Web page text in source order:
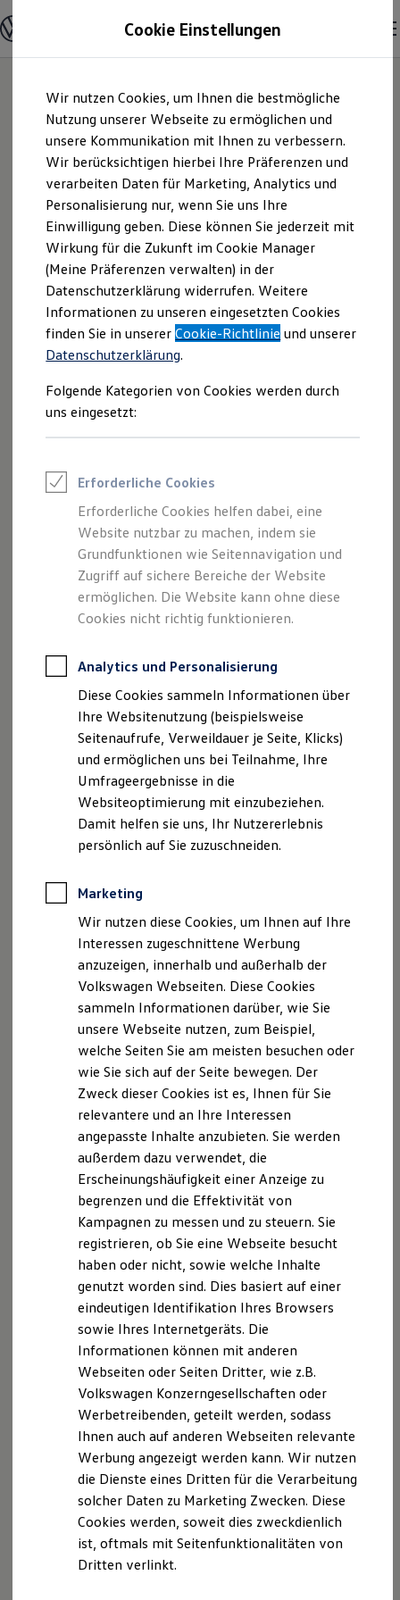
Hauptinhalt
springen
Footer
springen
Modelle und Konfigurator
Konfigurator
Modelle vergleichen
Elektroautos
ENERGY Sondermodelle
Nutzfahrzeuge
SUV und CUV
Familienautos
Kombis
Kompaktwagen
Sportwagen
Schnell verfügbare Fahrzeuge
Angebote und Produkte
Aktuelle Angebote
E-Auto-Förderung
Volkswagen Marktplatz
Die ENERGY Sondermodelle
Junge Gebrauchtwagen und Gebrauchtwagen
Volkswagen Zertifizierte Gebrauchtwagen
Elektromobilität bei Gebrauchtwagen
Saisonangebote
Reifenpakete
Leasing
Leasing-Angebote
Elektroauto Leasing
Kleinwagen-Leasing
Leasing ohne Anzahlung
Finanzierung
Autokredit mit Schlussrate
Versicherungen und Garantien
Kfz-Versicherung
Restschuldversicherungen
Garantien
Professional Class bei Volkswagen
Behörden
Direktkunden
Sonderfahrzeuge
Anpfiff zum Gewinn
Elektromobilität
Elektroautos
ID. Tutorials
Elektrofahrzeugkonzepte
ID. EVERY1
Reichweite
Rekuperation
Laden unterwegs
Laden Zuhause
Ladestationen finden
Ladezeitensimulator
Batterie
Sicherheit
Nachhaltigkeit
Technologie
Kosten und Kauf
Kaufoptionen
E-Auto-Förderung
Software und Konnektivität
Die ID. Software 6
ID. Software Versionen und Updates
Digitale Extras
Schnittstellen zu Ihrem ID.
Hybridautos
Marke und Erlebnis
Volkswagen R und R Experience
R-Modelle
R Experience
Driving Experience
Volkswagen entdecken
Werkbesichtigung
Lifestyle Shop
T-Roc Kollektion
Golf Kollektion
ID. Kollektion
Volkswagen Kollektion
R-Kollektion
GTI Kollektion
Fußball Drop
we drive football
#wedriveproud
Besitzer und Service
Software Updates
Service und Ersatzteile
Auto-Zentrum
Priebe e. K. |
Impressum &
Rechtliches
Hier finden Sie Informationen über uns
(Auto-Zentrum Priebe e. K.) als
verantwortlichen Anbieter von Inhalten
und Angeboten, die auf dieser Website
Impressum
Datenschutzerklärung
Impressum
Auto-Zentrum Priebe e.K.
Soltauer Straße 11-13
27374 Visselhövede
Telefon: (0 42 62) 9 55 68 - 0
Fax: (0 42 62) 9 55 68 - 16
Frederik Priebe
Registereintrag
Eintragung im Handelsregister
Registergericht: Amtsgericht Walsrode
Registernummer: HRA 61576
Umsatzsteuer-ID
Umsatzsteuer-Identifikationsnummer
DE 116 315 156
Erfüllungsort und Gerichtsstand
Rotenburg / Wümme
Angaben zur Berufshaftpflichtversicherung:
Name und Sitz des Versicherers:
ERGO Group AG
Victoriaplatz 2
40477 Düsseldorf
Cookie Einstellungen
Wir nutzen Cookies, um Ihnen die bestmögliche
Nutzung unserer Webseite zu ermöglichen und
unsere Kommunikation mit Ihnen zu verbessern.
Wir berücksichtigen hierbei Ihre Präferenzen und
verarbeiten Daten für Marketing, Analytics und
Personalisierung nur, wenn Sie uns Ihre
Einwilligung geben. Diese können Sie jederzeit mit
Wirkung für die Zukunft im Cookie Manager
(Meine Präferenzen verwalten) in der
Datenschutzerklärung widerrufen. Weitere
Informationen zu unseren eingesetzten Cookies
finden Sie in unsererCookie-Richtlinie und unserer
Datenschutzerklärung.
Folgende Kategorien von Cookies werden durch
uns eingesetzt:
Erforderliche Cookies
Erforderliche Cookies helfen dabei, eine
Website nutzbar zu machen, indem sie
Grundfunktionen wie Seitennavigation und
Zugriff auf sichere Bereiche der Website
ermöglichen. Die Website kann ohne diese
Cookies nicht richtig funktionieren.
Analytics und Personalisierung
Diese Cookies sammeln Informationen über
Ihre Websitenutzung (beispielsweise
Seitenaufrufe, Verweildauer je Seite, Klicks)
und ermöglichen uns bei Teilnahme, Ihre
Umfrageergebnisse in die
Websiteoptimierung mit einzubeziehen.
Damit helfen sie uns, Ihr Nutzererlebnis
persönlich auf Sie zuzuschneiden.
Marketing
Wir nutzen diese Cookies, um Ihnen auf Ihre
Interessen zugeschnittene Werbung
anzuzeigen, innerhalb und außerhalb der
Volkswagen Webseiten. Diese Cookies
sammeln Informationen darüber, wie Sie
unsere Webseite nutzen, zum Beispiel,
welche Seiten Sie am meisten besuchen oder
wie Sie sich auf der Seite bewegen. Der
Zweck dieser Cookies ist es, Ihnen für Sie
relevantere und an Ihre Interessen
angepasste Inhalte anzubieten. Sie werden
außerdem dazu verwendet, die
Erscheinungshäufigkeit einer Anzeige zu
begrenzen und die Effektivität von
Kampagnen zu messen und zu steuern. Sie
registrieren, ob Sie eine Webseite besucht
haben oder nicht, sowie welche Inhalte
genutzt worden sind. Dies basiert auf einer
eindeutigen Identifikation Ihres Browsers
sowie Ihres Internetgeräts. Die
Informationen können mit anderen
Webseiten oder Seiten Dritter, wie z.B.
Volkswagen Konzerngesellschaften oder
Werbetreibenden, geteilt werden, sodass
Ihnen auch auf anderen Webseiten relevante
Werbung angezeigt werden kann. Wir nutzen
die Dienste eines Dritten für die Verarbeitung
solcher Daten zu Marketing Zwecken. Diese
Cookies werden, soweit dies zweckdienlich
ist, oftmals mit Seitenfunktionalitäten von
Dritten verlinkt.